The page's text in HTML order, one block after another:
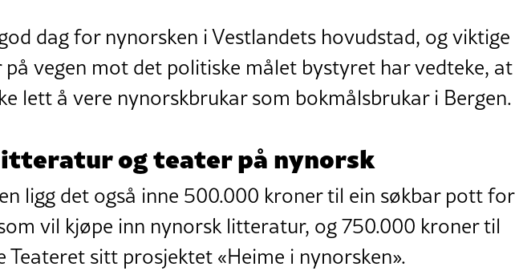
dag for nynorsken i Vestlandets hovudstad, og viktige
vegen mot det politiske målet bystyret har vedteke, at
lett å vere nynorskbrukar som bokmålsbrukar i Bergen.
og teater på nynorsk
ligg det også inne 500.000 kroner til ein søkbar pott for
vil kjøpe inn nynorsk litteratur, og 750.000 kroner til
Teateret sitt prosjektet «Heime i nynorsken».